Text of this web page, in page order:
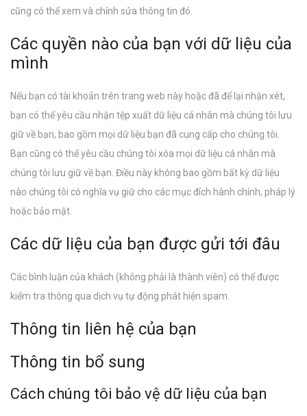
cũng có thể xem và chỉnh sửa thông tin đó.
Các quyền nào của bạn với dữ liệu của
mình
Nếu bạn có tài khoản trên trang web này hoặc đã để lại nhận xét,
bạn có thể yêu cầu nhận tệp xuất dữ liệu cá nhân mà chúng tôi lưu
giữ về bạn, bao gồm mọi dữ liệu bạn đã cung cấp cho chúng tôi.
Bạn cũng có thể yêu cầu chúng tôi xóa mọi dữ liệu cá nhân mà
chúng tôi lưu giữ về bạn. Điều này không bao gồm bất kỳ dữ liệu
nào chúng tôi có nghĩa vụ giữ cho các mục đích hành chính, pháp lý
hoặc bảo mật.
Các dữ liệu của bạn được gửi tới đâu
Các bình luận của khách (không phải là thành viên) có thể được
kiểm tra thông qua dịch vụ tự động phát hiện spam.
Thông tin liên hệ của bạn
Thông tin bổ sung
Cách chúng tôi bảo vệ dữ liệu của bạn